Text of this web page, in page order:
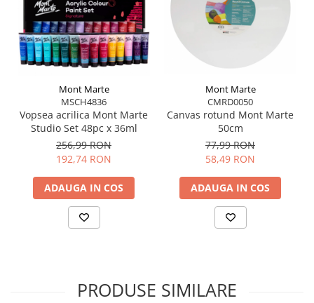
Pensulă pentru detalii
Mapa textilă rezistentă
protejează pensulele și le
menține organizate, fiind ideală pentru transport
în atelier, la școală sau în aer liber.
Mont Marte
MSCH4836
Vopsea acrilica Mont Marte
Studio Set 48pc x 36ml
256,99 RON
192,74 RON
ADAUGA IN COS
Mont Marte
CMRD0050
Canvas rotund Mont Marte
50cm
77,99 RON
58,49 RON
ADAUGA IN COS
PRODUSE SIMILARE